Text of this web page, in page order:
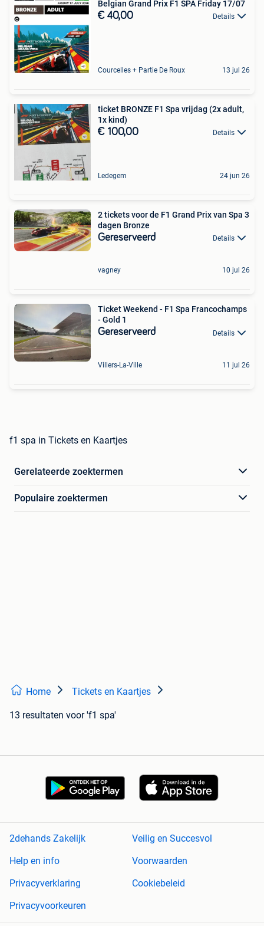
Belgian Grand Prix F1 SPA Friday 17/07
€ 40,00 Details
Courcelles + Partie De Roux 13 jul 26
ticket BRONZE F1 Spa vrijdag (2x adult,
1x kind)
€ 100,00 Details
Ledegem 24 jun 26
2 tickets voor de F1 Grand Prix van Spa 3
dagen Bronze
Gereserveerd Details
vagney 10 jul 26
Ticket Weekend - F1 Spa Francochamps
- Gold 1
Gereserveerd Details
Villers-La-Ville 11 jul 26
f1 spa in Tickets en Kaartjes
Gerelateerde zoektermen
Populaire zoektermen
Home Tickets en Kaartjes
13 resultaten voor 'f1 spa'
2dehands Zakelijk
Veilig en Succesvol
Help en info
Voorwaarden
Privacyverklaring
Cookiebeleid
Privacyvoorkeuren